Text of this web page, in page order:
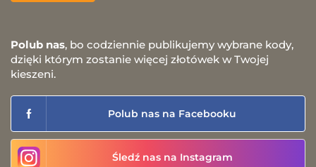
Polub nas, bo codziennie publikujemy wybrane kody,
dzięki którym zostanie więcej złotówek w Twojej
kieszeni.
Polub nas na Facebooku
Śledź nas na Instagram